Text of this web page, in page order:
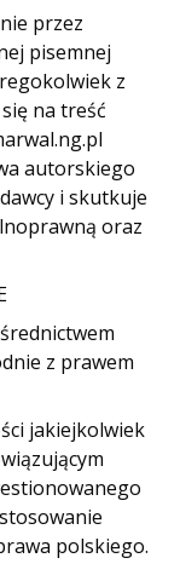
przez
pisemnej
z
na treść
autorskiego
i skutkuje
oraz
z prawem
jakiejkolwiek
polskiego.